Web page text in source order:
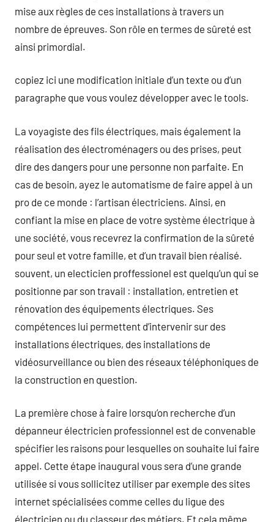
mise aux règles de ces installations à travers un
nombre de épreuves. Son rôle en termes de sûreté est
ainsi primordial.
copiez ici une modification initiale d’un texte ou d’un
paragraphe que vous voulez développer avec le tools.
La voyagiste des fils électriques, mais également la
réalisation des électroménagers ou des prises, peut
dire des dangers pour une personne non parfaite. En
cas de besoin, ayez le automatisme de faire appel à un
pro de ce monde : l’artisan électriciens. Ainsi, en
confiant la mise en place de votre système électrique à
une société, vous recevrez la confirmation de la sûreté
pour seul et votre famille, et d’un travail bien réalisé.
souvent, un electicien proffessionel est quelqu’un qui se
positionne par son travail : installation, entretien et
rénovation des équipements électriques. Ses
compétences lui permettent d’intervenir sur des
installations électriques, des installations de
vidéosurveillance ou bien des réseaux téléphoniques de
la construction en question.
La première chose à faire lorsqu’on recherche d’un
dépanneur électricien professionnel est de convenable
spécifier les raisons pour lesquelles on souhaite lui faire
appel. Cette étape inaugural vous sera d’une grande
utilisée si vous sollicitez utiliser par exemple des sites
internet spécialisées comme celles du ligue des
électricien ou du classeur des métiers. Et cela même